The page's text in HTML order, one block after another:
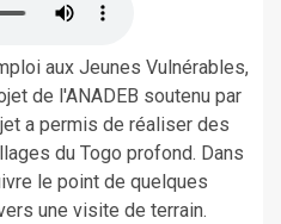
aux Jeunes Vulnérables,
de l'ANADEB soutenu par
a permis de réaliser des
du Togo profond. Dans
le point de quelques
une visite de terrain.